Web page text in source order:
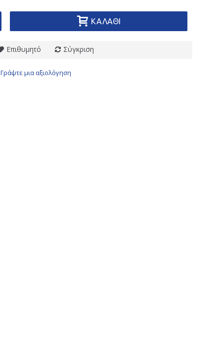
ΚΑΛΆΘΙ
Επιθυμητό Σύγκριση
Γράψτε μια αξιολόγηση